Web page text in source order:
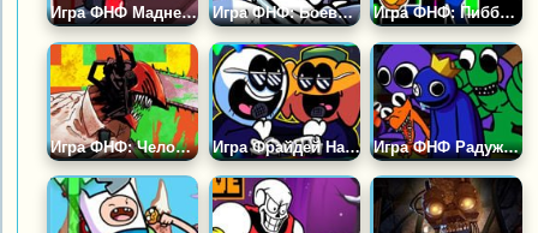
Игра ФНФ Маднесс Комбат: Бешеная Стая Игра ФНФ: Боевые Кошки Игра ФНФ: Пибби Хаги Ваги
Игра ФНФ: Человек Бензопила Игра Фрайдей Найт Фанкин: Скид и Памп Игра ФНФ Радужные Друзья Роблокс: Жёлтый, Розовый и Красный